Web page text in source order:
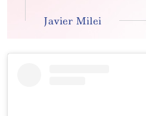
Javier Milei